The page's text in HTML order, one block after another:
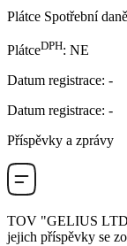
Plátce Spotřební daně
PlátceDPH: NE
Datum registrace: -
Datum registrace: -
Příspěvky a zprávy
TOV "GELIUS
jejich příspěvky se